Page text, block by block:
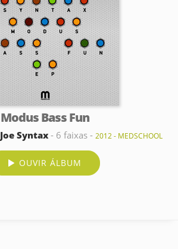
Modus Bass Fun
Joe Syntax - 6 faixas - 2012 - MEDSCHOOL
OUVIR ÁLBUM